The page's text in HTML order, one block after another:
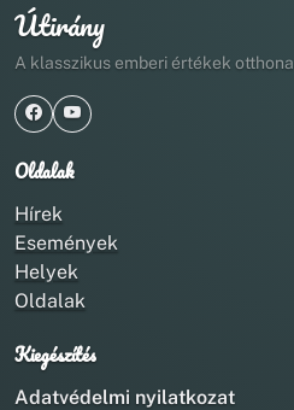
Útirány
A klasszikus emberi értékek otthona
Oldalak
Hírek
Események
Helyek
Oldalak
Kiegészítés
Adatvédelmi nyilatkozat